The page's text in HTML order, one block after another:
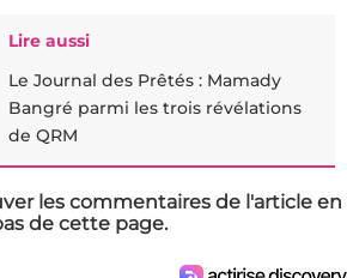
Lire aussi
Le Journal des Prêtés : Mamady
Bangré parmi les trois révélations
de QRM
les commentaires de l'article en
de cette page.